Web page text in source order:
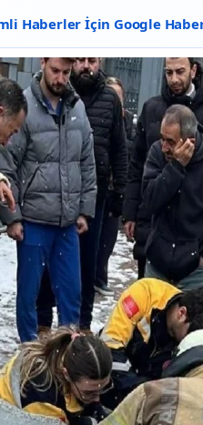
Haberler İçin Google